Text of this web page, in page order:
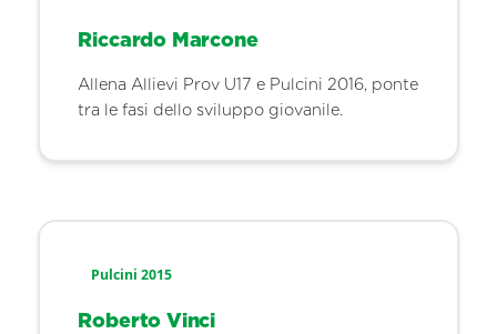
Riccardo Marcone
Allena Allievi Prov U17 e Pulcini 2016, ponte
tra le fasi dello sviluppo giovanile.
Pulcini 2015
Roberto Vinci